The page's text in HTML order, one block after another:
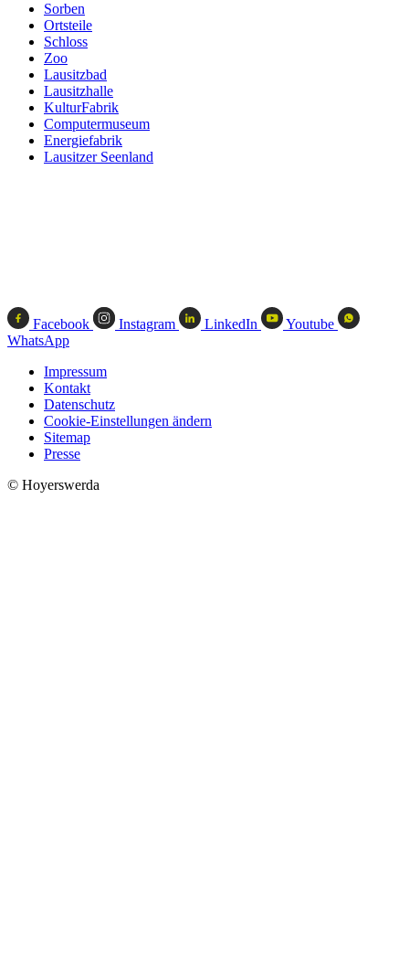
Sorben
Ortsteile
Schloss
Zoo
Lausitzbad
Lausitzhalle
KulturFabrik
Computermuseum
Energiefabrik
Lausitzer Seenland
Facebook Instagram LinkedIn
Youtube
WhatsApp
Impressum
Kontakt
Datenschutz
Cookie-Einstellungen ändern
Sitemap
Presse
© Hoyerswerda